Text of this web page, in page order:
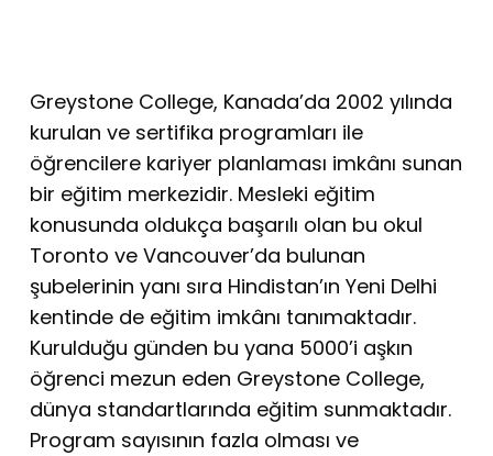
Greystone College, Kanada’da 2002 yılında
kurulan ve sertifika programları ile
öğrencilere kariyer planlaması imkânı sunan
bir eğitim merkezidir. Mesleki eğitim
konusunda oldukça başarılı olan bu okul
Toronto ve Vancouver’da bulunan
şubelerinin yanı sıra Hindistan’ın Yeni Delhi
kentinde de eğitim imkânı tanımaktadır.
Kurulduğu günden bu yana 5000’i aşkın
öğrenci mezun eden Greystone College,
dünya standartlarında eğitim sunmaktadır.
Program sayısının fazla olması ve